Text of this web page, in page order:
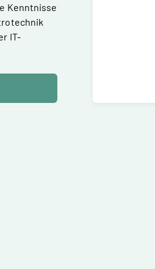
Kenntnisse
IT-